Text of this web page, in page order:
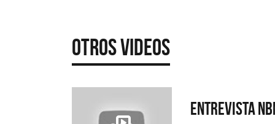
Otros Videos
Entrevista